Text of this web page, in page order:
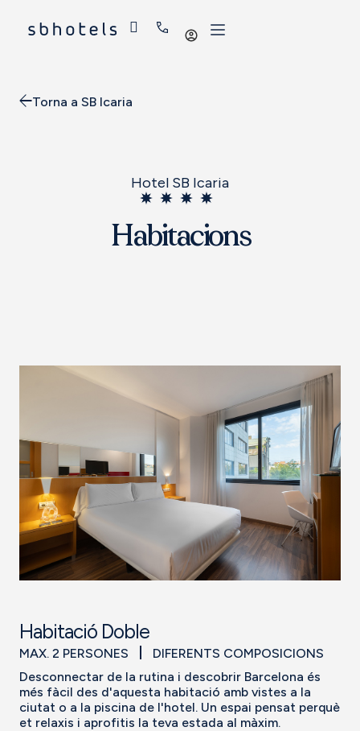
Iniciar
Torna a SB Icaria
Hotel SB Icaria
Habitacions
Habitació Doble
Desconnectar de la rutina i descobrir Barcelona és
més fàcil des d'aquesta habitació amb vistes a la
ciutat o a la piscina de l'hotel. Un espai pensat perquè
et relaxis i aprofitis la teva estada al màxim.
MAX. 2 PERSONES DIFERENTS COMPOSICIONS